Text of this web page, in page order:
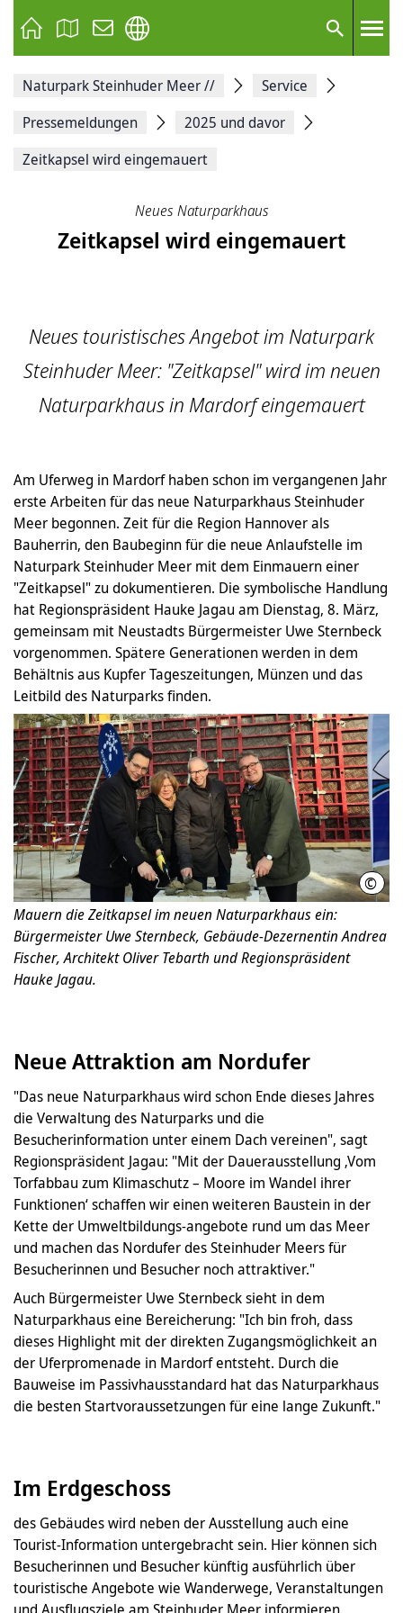
Suche
Facebook
teilen
Seitenlink
Naturpark Steinhuder Meer//
Service
Pressemeldungen
2025 und davor
Zeitkapsel wird eingemauert
Neues Naturparkhaus
Zeitkapsel wird eingemauert
Neues touristisches Angebot im Naturpark
Steinhuder Meer: "Zeitkapsel" wird im neuen
Naturparkhaus in Mardorf eingemauert
Am Uferweg in Mardorf haben schon im vergangenen Jahr
erste Arbeiten für das neue Naturparkhaus Steinhuder
Meer begonnen. Zeit für die Region Hannover als
Bauherrin, den Baubeginn für die neue Anlaufstelle im
Naturpark Steinhuder Meer mit dem Einmauern einer
"Zeitkapsel" zu dokumentieren. Die symbolische Handlung
hat Regionspräsident Hauke Jagau am Dienstag, 8. März,
gemeinsam mit Neustadts Bürgermeister Uwe Sternbeck
vorgenommen. Spätere Generationen werden in dem
Behältnis aus Kupfer Tageszeitungen, Münzen und das
Leitbild des Naturparks finden.
©
Mauern die Zeitkapsel im neuen Naturparkhaus ein:
Bürgermeister Uwe Sternbeck, Gebäude-Dezernentin Andrea
Fischer, Architekt Oliver Tebarth und Regionspräsident
Hauke Jagau.
Neue Attraktion am Nordufer
"Das neue Naturparkhaus wird schon Ende dieses Jahres
die Verwaltung des Naturparks und die
Besucherinformation unter einem Dach vereinen", sagt
Regionspräsident Jagau: "Mit der Dauerausstellung ‚Vom
Torfabbau zum Klimaschutz – Moore im Wandel ihrer
Funktionen‘ schaffen wir einen weiteren Baustein in der
Kette der Umweltbildungs-angebote rund um das Meer
und machen das Nordufer des Steinhuder Meers für
Besucherinnen und Besucher noch attraktiver."
Auch Bürgermeister Uwe Sternbeck sieht in dem
Naturparkhaus eine Bereicherung: "Ich bin froh, dass
dieses Highlight mit der direkten Zugangsmöglichkeit an
der Uferpromenade in Mardorf entsteht. Durch die
Bauweise im Passivhausstandard hat das Naturparkhaus
die besten Startvoraussetzungen für eine lange Zukunft."
Im Erdgeschoss
des Gebäudes wird neben der Ausstellung auch eine
Tourist-Information untergebracht sein. Hier können sich
Besucherinnen und Besucher künftig ausführlich über
touristische Angebote wie Wanderwege, Veranstaltungen